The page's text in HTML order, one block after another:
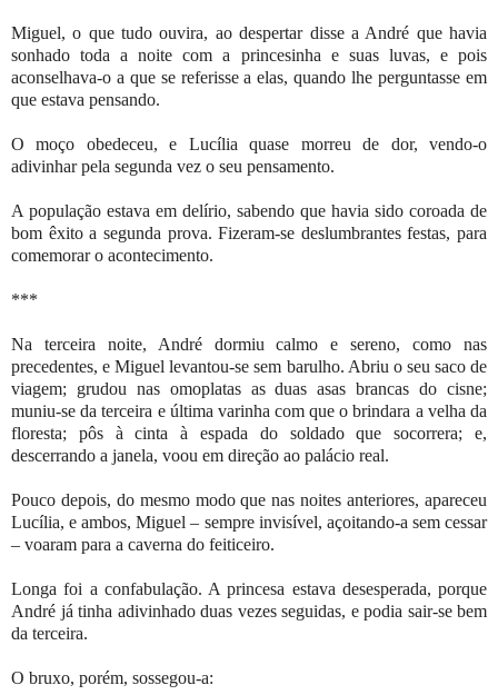
Miguel, o que tudo ouvira, ao despertar disse a André que havia
sonhado toda a noite com a princesinha e suas luvas, e pois
aconselhava-o a que se referisse a elas, quando lhe perguntasse em
que estava pensando.
O moço obedeceu, e Lucília quase morreu de dor, vendo-o
adivinhar pela segunda vez o seu pensamento.
A população estava em delírio, sabendo que havia sido coroada de
bom êxito a segunda prova. Fizeram-se deslumbrantes festas, para
comemorar o acontecimento.
***
Na terceira noite, André dormiu calmo e sereno, como nas
precedentes, e Miguel levantou-se sem barulho. Abriu o seu saco de
viagem; grudou nas omoplatas as duas asas brancas do cisne;
muniu-se da terceira e última varinha com que o brindara a velha da
floresta; pôs à cinta à espada do soldado que socorrera; e,
descerrando a janela, voou em direção ao palácio real.
Pouco depois, do mesmo modo que nas noites anteriores, apareceu
Lucília, e ambos, Miguel – sempre invisível, açoitando-a sem cessar
– voaram para a caverna do feiticeiro.
Longa foi a confabulação. A princesa estava desesperada, porque
André já tinha adivinhado duas vezes seguidas, e podia sair-se bem
da terceira.
O bruxo, porém, sossegou-a: